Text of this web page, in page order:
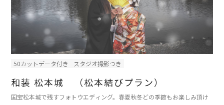
50カットデータ付き スタジオ撮影つき
和装 松本城 （松本結びプラン）
国宝松本城で残すフォトウエディング。春夏秋冬どの季節もお楽しみ頂け